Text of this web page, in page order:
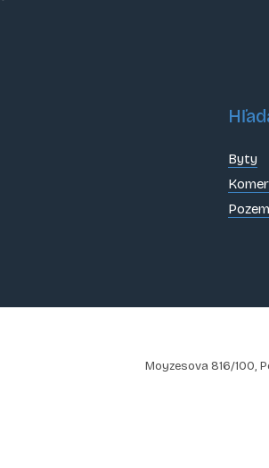
Byty
Moyzesova 816/100,